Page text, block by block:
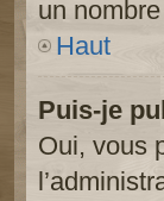
un
Haut
Puis-je
Oui, vous